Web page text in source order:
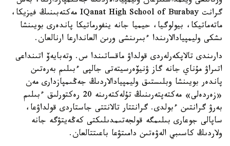
گرانت IQanat High School of Burabay مەكتەبىنىڭ فيزيكا،
ماتەماتيكا، بيولوگيا، حيميا جانە ينفورماتيكا پاندەرى بويىنشا
ىشكى وليمپيادالارىندا ءبىرىنشى ورىن العاندارعا ارنالعان.
دارىندى تالاپكەرلەردى قولداۋ ماقساتىندا س. وتەبايەۆ اتىنداعى
اتىراۋ مۇناي جانە گاز ۋنيۆەرسيتەتى جالپى ءبىلىم بەرەتىن
پاندەر بويىنشا وبلىستىق وليمپيادالاردىڭ جەڭىمپازدارى مەن
«زەردەلى» مەكتەپتەرىنىڭ تۇلەكتەرىنە 20 رەكتورلىق ءبىلىم
بەرۋ گرانتىن ءبولدى. گرانتتار تالانتتى جاستاردى قولداۋعا،
ساپالى جوعارى بىلىمگە قولجەتىمدىلىكتى كەڭەيتۋگە جانە
ولاردىڭ كاسىبي الەۋەتىن دامىتۋعا باعىتتالعان.